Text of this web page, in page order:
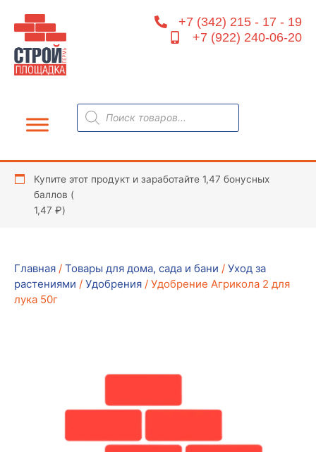
содержимому
+7 (342) 215 - 17 - 19
+7 (922) 240-06-20
Поиск
товаров
Купите этот продукт и заработайте 1,47 бонусных
баллов (
1,47 ₽)
Главная / Товары для дома, сада и бани / Уход за
растениями / Удобрения / Удобрение Агрикола 2 для
лука 50г